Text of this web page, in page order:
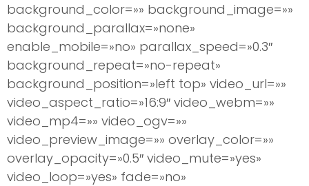
background_color=»» background_image=»»
background_parallax=»none»
enable_mobile=»no» parallax_speed=»0.3″
background_repeat=»no-repeat»
background_position=»left top» video_url=»»
video_aspect_ratio=»16:9″ video_webm=»»
video_mp4=»» video_ogv=»»
video_preview_image=»» overlay_color=»»
overlay_opacity=»0.5″ video_mute=»yes»
video_loop=»yes» fade=»no»